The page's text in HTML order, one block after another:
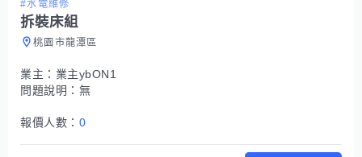
#水電維修
拆裝床組
桃園市龍潭區
業主： 業主ybON1
問題說明： 無
報價人數： 0